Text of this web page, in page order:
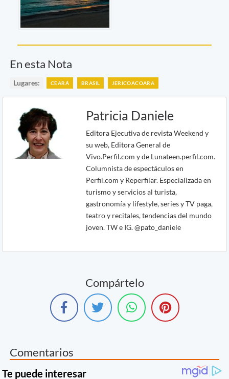
En esta Nota
Lugares: CEARÁ BRASIL JERICOACOARA
Patricia Daniele
Editora Ejecutiva de revista Weekend y
su web, Editora General de
Vivo.Perfil.com y de Lunateen.perfil.com.
Columnista de espectáculos en
Perfil.com y Reperfilar. Especializada en
turismo y servicios al turista,
gastronomía y lifestyle, series y TV paga,
teatro y recitales, tendencias del mundo
joven. TW e IG. @pato_daniele
Compártelo
Comentarios